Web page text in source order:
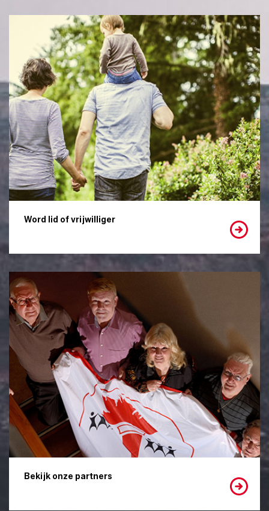
Word lid of vrijwilliger
Bekijk onze partners